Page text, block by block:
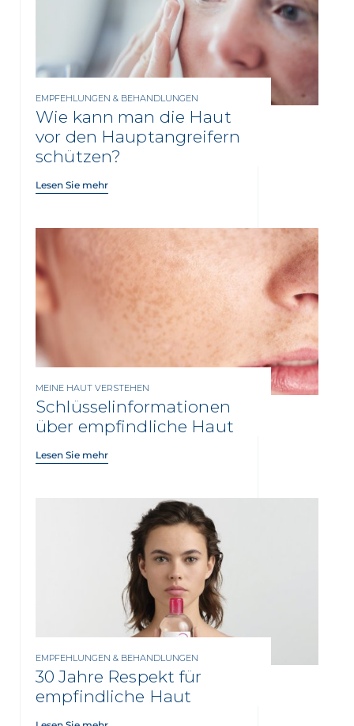
EMPFEHLUNGEN & BEHANDLUNGEN
Wie kann man die Haut
vor den Hauptangreifern
schützen?
Lesen Sie mehr
MEINE HAUT VERSTEHEN
Schlüsselinformationen
über empfindliche Haut
Lesen Sie mehr
EMPFEHLUNGEN & BEHANDLUNGEN
30 Jahre Respekt für
empfindliche Haut